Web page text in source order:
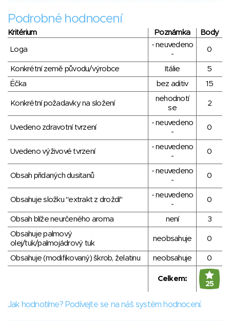
Podrobné hodnocení
Kritérium Poznámka Body
Loga
- neuvedeno
-
0
Konkrétní země původu/výrobce Itálie
5
Éčka
bez aditiv 15
Konkrétní požadavky na složení
nehodnotí
se
2
Uvedeno zdravotní tvrzení
- neuvedeno
-
0
Uvedeno výživové tvrzení
- neuvedeno
-
0
Obsah přidaných dusitanů
- neuvedeno
-
0
Obsahuje složku "extrakt z droždí"
- neuvedeno
-
0
Obsah blíže neurčeného aroma není
3
Obsahuje palmový
olej/tuk/palmojádrový tuk
neobsahuje 0
Obsahuje (modifikovaný) škrob, želatinu neobsahuje 0
Celkem:
25
Jak hodnotíme? Podívejte se na náš systém hodnocení.